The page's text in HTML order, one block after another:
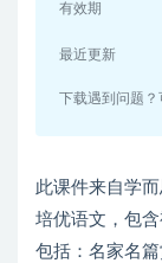
有效期
最近更新
下载遇到问题
此课件来自学
培优语文，包
包括：名家名